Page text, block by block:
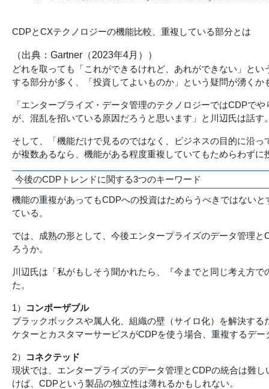
CDPとCXテクノロジーの機能比較、重複している部分とは
（出典：Gartner（2023年4月））
どれを取っても「これができるけれど、あれができない」と
する部分が多く、「投資してよいものか」という疑問が湧くか
「エンタープライズ・データ管理のテクノロジーではCDPで
が、混乱を招いている原因だろうと思います」と川辺氏は話す
そして、「機能だけで見るのではなく、ビジネスの目的に沿
が複数あるなら、機能がある程度重複していてもためらわず
今後のCDPトレンドに関する3つのキーワード
機能の重複があってもCDPへの投資はためらうべきではない
ている。
では、成熟の形として、今後エンタープライズのデータ管理
ろうか。
川辺氏は「私がもしそう聞かれたら、『今までと同じ考え方
た。
1）
コンポーザブル
ブラックボックスや属人化、組織の壁（サイロ化）を解決す
ケターとカスタマーサービスがCDPを使う場合、重複するデ
2）
コネクテッド
現状では、エンタープライズのデータ管理とCDPの統合は難
けば、CDPという製品の独立性は薄れるかもしれない。